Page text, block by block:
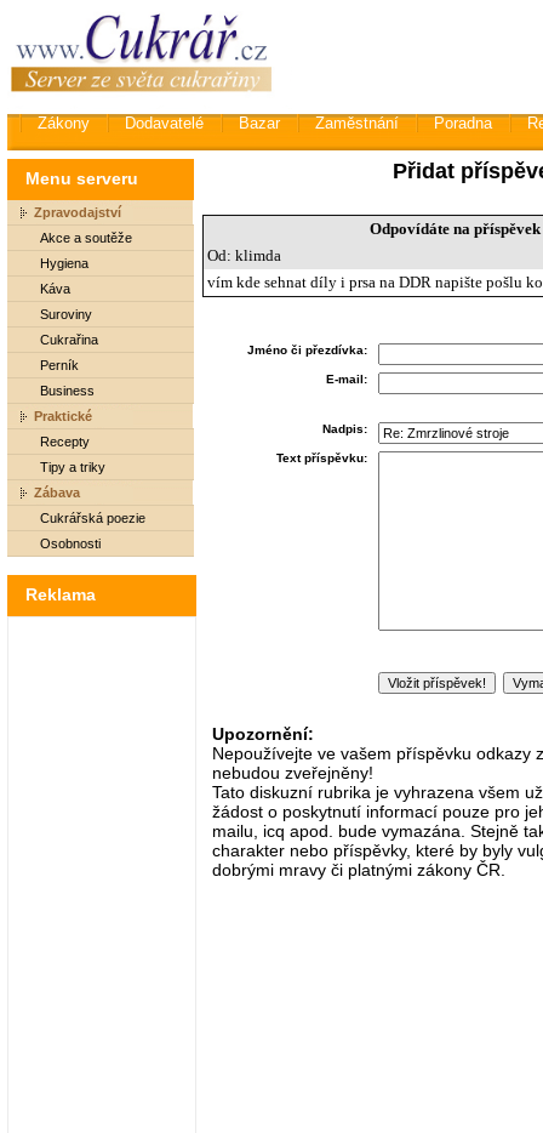
Zákony Dodavatelé Bazar Zaměstnání Poradna
Menu serveru
Zpravodajství
Akce a soutěže
Hygiena
Káva
Suroviny
Cukrařina
Perník
Business
Praktické
Recepty
Tipy a triky
Zábava
Cukrářská poezie
Osobnosti
Reklama
Přidat
Odpovídáte na
Od: klimda
vím kde sehnat díly i prsa na DDR napište pošlu
Jméno či přezdívka:
E-mail:
Nadpis:
Text příspěvku:
Upozornění:
Nepoužívejte ve vašem příspěvku odkazy
nebudou zveřejněny!
Tato diskuzní rubrika je vyhrazena všem
žádost o poskytnutí informací pouze pro
mailu, icq apod. bude vymazána. Stejně
charakter nebo příspěvky, které by byly
dobrými mravy či platnými zákony ČR.